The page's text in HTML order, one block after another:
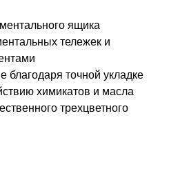
ящика
тележек и
точной укладке
химикатов и масла
трехцветного